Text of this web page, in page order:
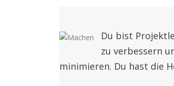
Du bist
zu verbessern
minimieren. Du hast die